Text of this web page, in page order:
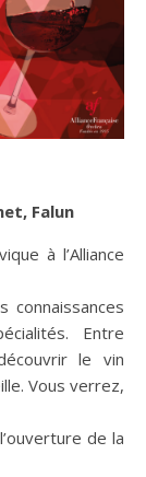
Falun
à l’Alliance
connaissances
Entre
le vin
Vous verrez,
de la